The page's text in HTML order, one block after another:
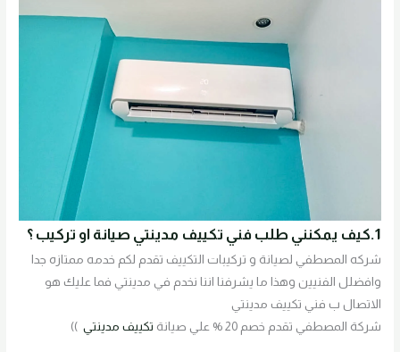
1.كيف يمكنني طلب فني تكييف مدينتي صيانة او تركيب ؟
شركه المصطفي لصيانة و تركيبات التكييف تقدم لكم خدمه ممتازه جدا
وافضلل الفنيين وهذا ما يشرفنا اننا نخدم في مدينتي فما عليك هو
الاتصال ب فني تكييف مدينتي
شركة المصطفي تقدم خصم 20 % علي صيانة
تكييف مدينتي))